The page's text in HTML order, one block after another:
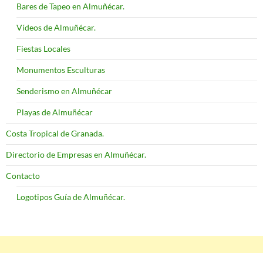
Bares de Tapeo en Almuñécar.
Vídeos de Almuñécar.
Fiestas Locales
Monumentos Esculturas
Senderismo en Almuñécar
Playas de Almuñécar
Costa Tropical de Granada.
Directorio de Empresas en Almuñécar.
Contacto
Logotipos Guía de Almuñécar.